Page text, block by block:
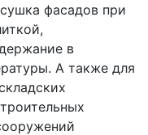
фасадов при
в
А также для